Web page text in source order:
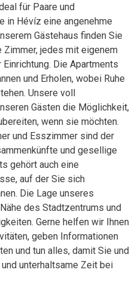
für Paare und
in Hévíz eine angenehme
Gästehaus finden Sie
jedes mit eigenem
Die Apartments
und Erholen, wobei Ruhe
Unsere voll
Gästen die Möglichkeit,
wenn sie möchten.
und Esszimmer sind der
und gesellige
gehört auch eine
auf der Sie sich
Die Lage unseres
des Stadtzentrums und
Gerne helfen wir Ihnen
geben Informationen
und tun alles, damit Sie und
unterhaltsame Zeit bei